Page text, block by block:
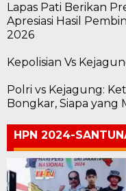
Lapas Pati Berikan
Apresiasi Hasil
2026
Kepolisian Vs
Polri vs Kejagung:
Bongkar, Siapa yang
HPN 2024-